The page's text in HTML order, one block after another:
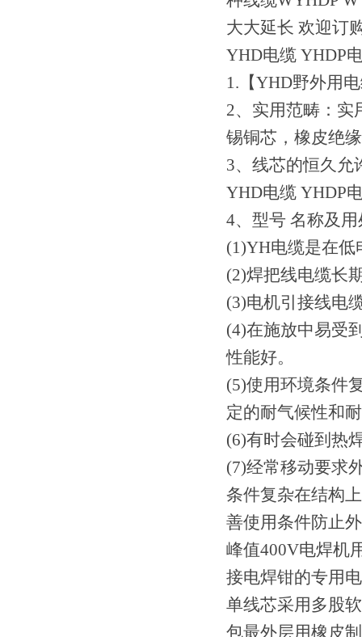
大大延长 欢迎订
YHD电缆 YHDP
1.【YHD野外用
2、实用范畴：实
锡铜芯，橡皮绝
3、线芯的恒久
YHD电缆 YHDP
4、型号 名称及用
(1)YH电缆是在低
(2)焊把线电缆长
(3)电机引接线电
(4)在施放中易受
性能好。
(5)使用环境条件
定的耐气候性和
(6)有时会碰到热
(7)经常移动要求
条件复杂在结构
善使用条件防止
峰值400V电焊机
接电焊钳的专用
单线芯采用多股
包最外层用橡皮